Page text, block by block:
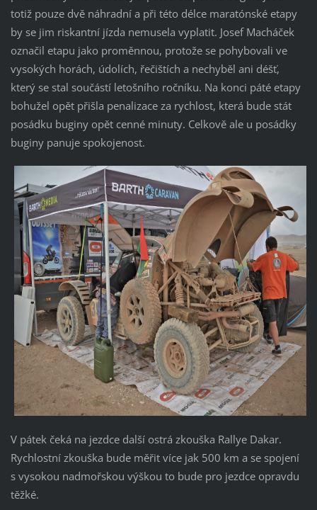
totiž pouze dvě náhradní a při této délce maratónské etapy
by se jim riskantní jízda nemusela vyplatit. Josef Macháček
označil etapu jako proměnnou, protože se pohybovali ve
vysokých horách, údolích, řečištích a nechyběl ani déšť,
který se stal součástí letošního ročníku. Na konci páté etapy
bohužel opět přišla penalizace za rychlost, která bude stát
posádku buginy opět cenné minuty. Celkově ale u posádky
buginy panuje spokojenost.
V pátek čeká na jezdce další ostrá zkouška Rallye Dakar.
Rychlostní zkouška bude měřit více jak 500 km a se spojení
s vysokou nadmořskou výškou to bude pro jezdce opravdu
těžké.